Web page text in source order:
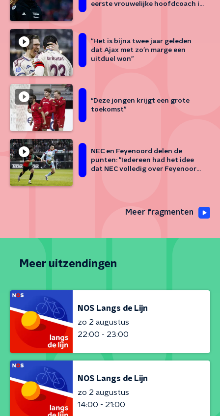
eerste vrouwelijke hoofdcoach in
“Het is bijna twee jaar geleden
dat Ajax met zo’n marge een
uitduel won”
“Deze jongen krijgt een grote
toekomst”
NEC en Feyenoord delen de
punten: "Iedereen had het idee
dat NEC volledig over Feyenoord
Meer fragmenten
Meer uitzendingen
NOS Langs de Lijn
zo 2 augustus
22:00 - 23:00
NOS Langs de Lijn
zo 2 augustus
14:00 - 21:00